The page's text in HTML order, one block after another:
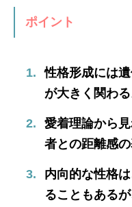
ポイント
性格形成には
が大きく関わる
愛着理論から
者との距離感の
内向的な性格
ることもある